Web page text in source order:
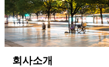
회사소개